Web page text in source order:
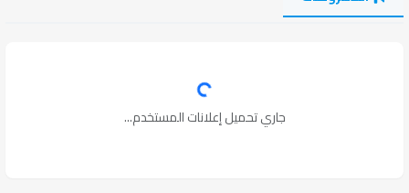
جاري تحميل إعلانات المستخدم...